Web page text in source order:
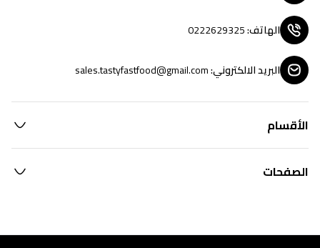
الهاتف:
0222629325
البريد الالكتروني:
sales.tastyfastfood@gmail.com
الأقسام
الصفحات